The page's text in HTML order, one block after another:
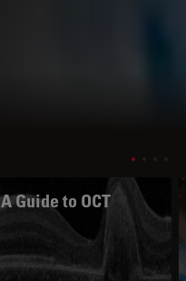
A Guide to OCT